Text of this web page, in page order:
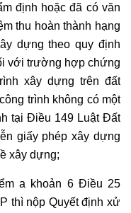
định hoặc đã có văn
thu hoàn thành hạng
dựng theo quy định
với trường hợp chứng
xây dựng trên đất
trình không có một
tại Điều 149 Luật Đất
giấy phép xây dựng
xây dựng;
a khoản 6 Điều 25
thì nộp Quyết định xử